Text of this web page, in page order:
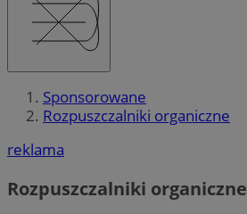
Sponsorowane
Rozpuszczalniki organiczne
reklama
Rozpuszczalniki organiczne